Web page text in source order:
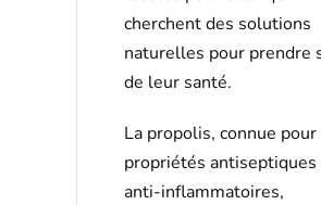
cherchent des solutions
naturelles pour prendre
de leur santé.
La propolis, connue pour
propriétés
anti-inflammatoires,